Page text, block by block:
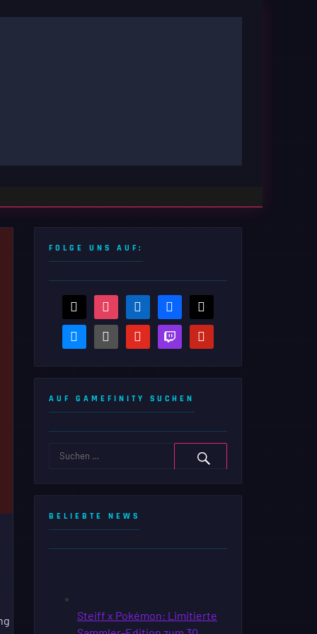
FOLGE UNS AUF:
threads instagramlinkedin facebook
bluesky steam-
square
youtubetwitch pinterest
AUF GAMEFINITY SUCHEN
BELIEBTE NEWS